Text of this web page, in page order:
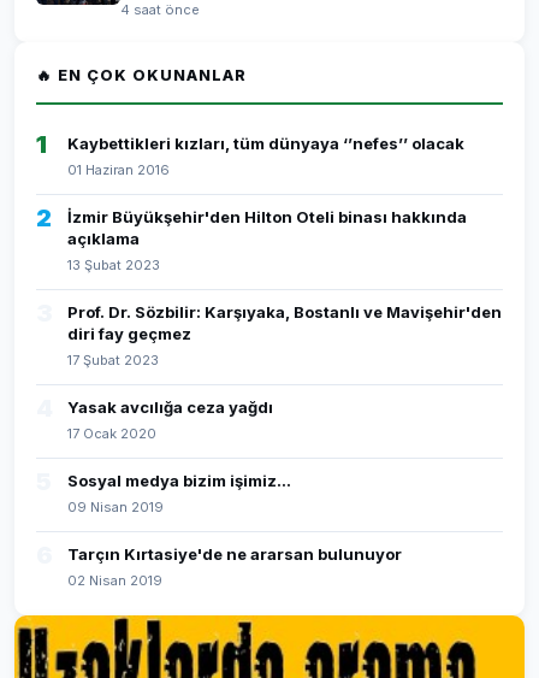
4 saat önce
🔥 EN ÇOK OKUNANLAR
1 Kaybettikleri kızları, tüm dünyaya ‘’nefes’’ olacak
01 Haziran 2016
2
İzmir Büyükşehir'den Hilton Oteli binası hakkında
açıklama
13 Şubat 2023
Prof. Dr. Sözbilir: Karşıyaka, Bostanlı ve Mavişehir'den
diri fay geçmez
17 Şubat 2023
Yasak avcılığa ceza yağdı
17 Ocak 2020
Sosyal medya bizim işimiz...
09 Nisan 2019
Tarçın Kırtasiye'de ne ararsan bulunuyor
02 Nisan 2019